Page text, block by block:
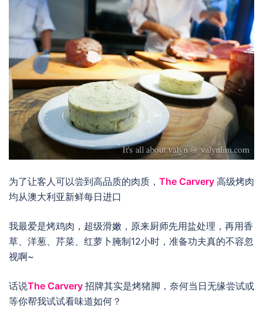
为了让客人可以尝到高品质的肉质， The Carvery 高级烤肉
均从澳大利亚新鲜每日进口
我最爱是烤鸡肉，超级滑嫩，原来厨师先用盐处理，再用香
草、洋葱、芹菜、红萝卜腌制12小时，准备功夫真的不容忽
视啊~
话说The Carvery 招牌其实是烤猪脚，奈何当日无缘尝试或
等你帮我试试看味道如何？